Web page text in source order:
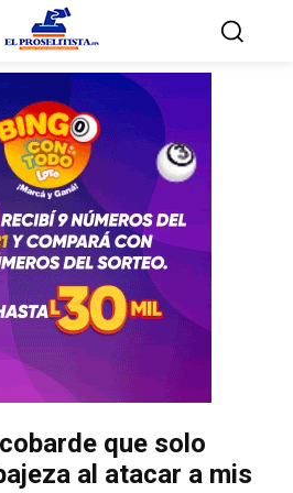
que solo
al atacar a mis